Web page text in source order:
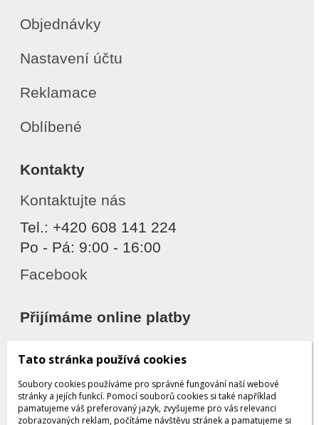
Objednávky
Nastavení účtu
Reklamace
Oblíbené
Kontakty
Kontaktujte nás
Tel.: +420 608 141 224
Po - Pá: 9:00 - 16:00
Facebook
Přijímáme online platby
Tato stránka používá cookies
Soubory cookies používáme pro správné fungování naší webové
stránky a jejích funkcí. Pomocí souborů cookies si také například
pamatujeme váš preferovaný jazyk, zvyšujeme pro vás relevanci
zobrazovaných reklam, počítáme návštěvu stránek a pamatujeme si